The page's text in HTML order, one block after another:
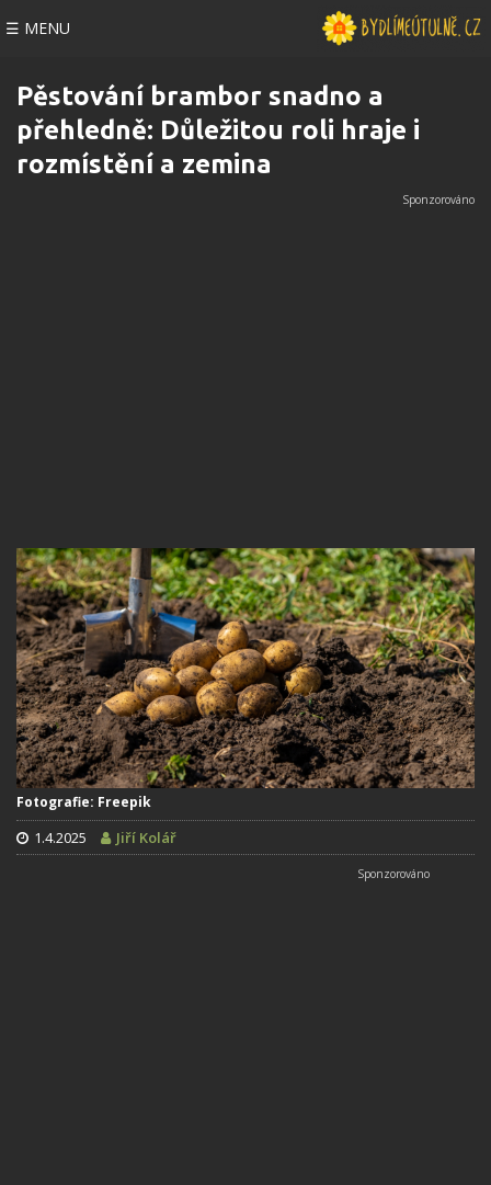
☰ MENU
Pěstování brambor snadno a
přehledně: Důležitou roli hraje i
rozmístění a zemina
Fotografie: Freepik
1.4.2025 Jiří Kolář